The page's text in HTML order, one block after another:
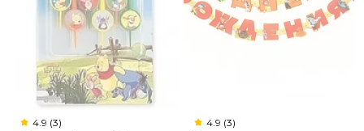
4.9 (3) 4.9 (3)